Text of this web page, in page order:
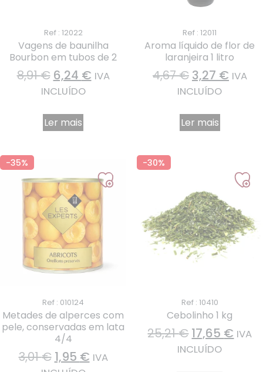
Ref : 12022
Vagens de baunilha
Bourbon em tubos de 2
8,91€ 6,24 € IVA
INCLUÍDO
Ler mais
Ref : 12011
Aroma líquido de flor de
laranjeira 1 litro
4,67€ 3,27 € IVA
INCLUÍDO
Ler mais
-35%
Ref : 010124
Metades de alperces com
pele, conservadas em lata
4/4
3,01€ 1,95 € IVA
-30%
Ref : 10410
Cebolinho 1 kg
25,21€17,65 € IVA
INCLUÍDO